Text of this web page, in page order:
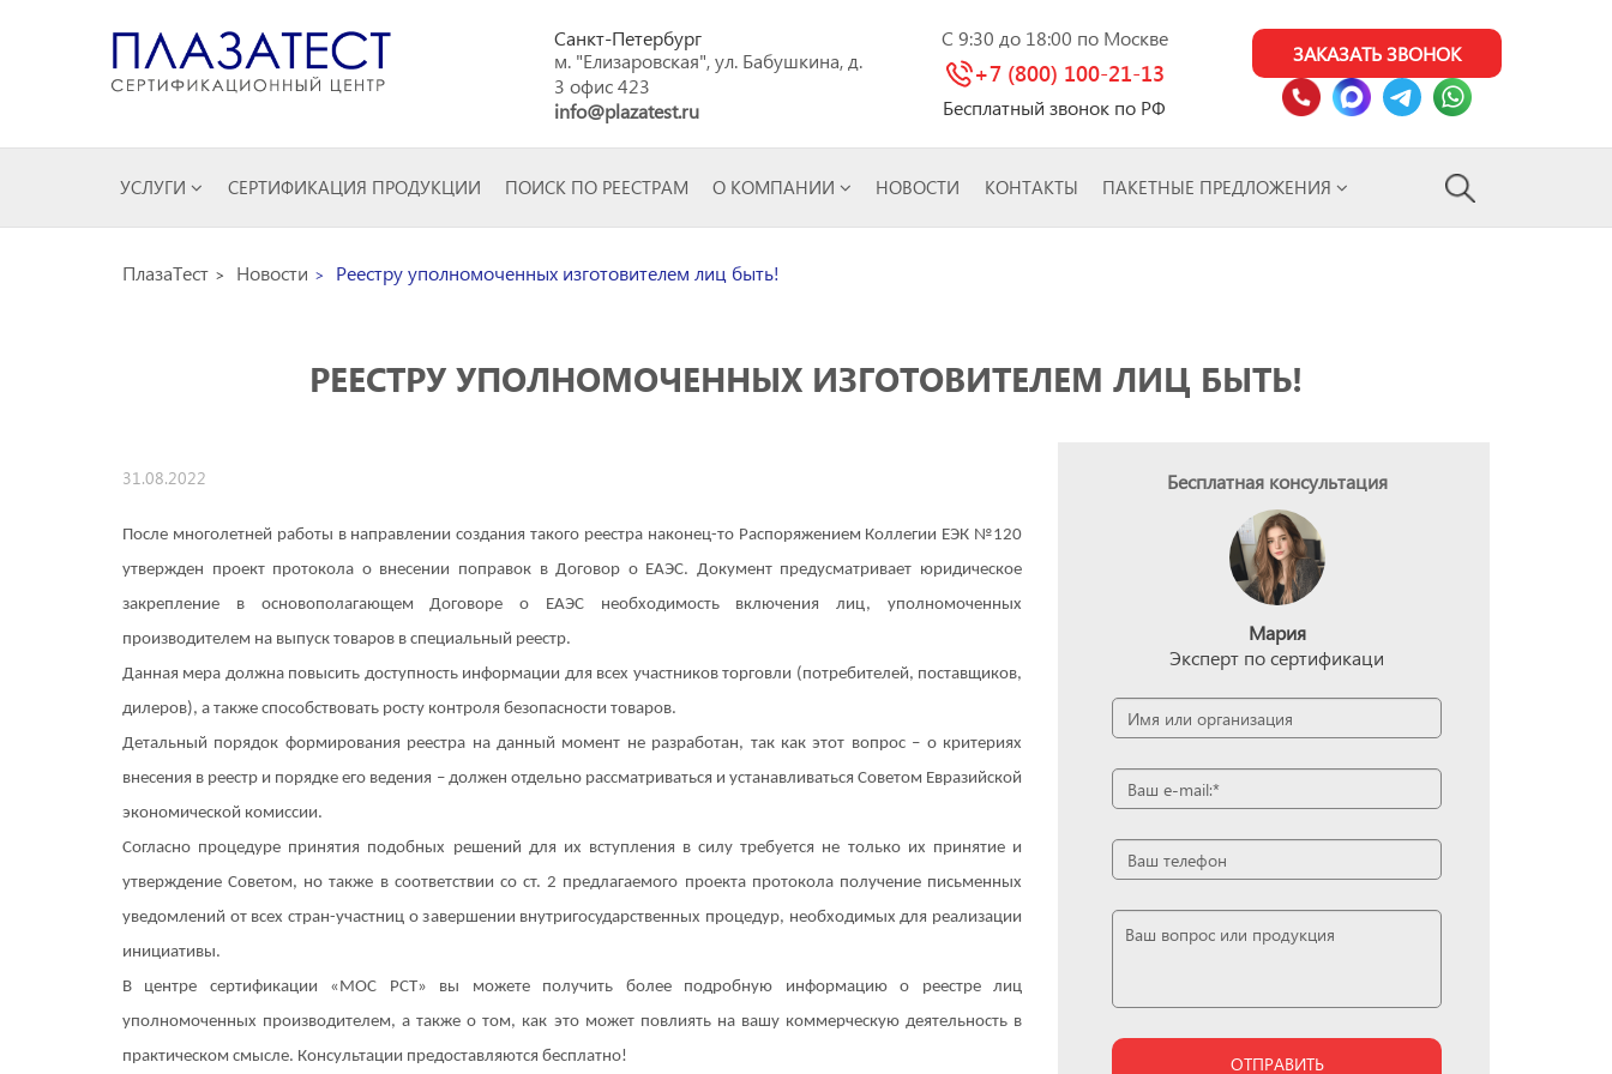
Санкт-Петербург
м. "Елизаровская", ул. Бабушкина, д.
3 офис 423
info@plazatest.ru
C 9:30 до 18:00 по Москве
+7 (800) 100-21-13
Бесплатный звонок по РФ
ЗАКАЗАТЬ ЗВОНОК
УСЛУГИ СЕРТИФИКАЦИЯ ПРОДУКЦИИ ПОИСК ПО РЕЕСТРАМ О КОМПАНИИ НОВОСТИ КОНТАКТЫ ПАКЕТНЫЕ ПРЕДЛОЖЕНИЯ
ПлазаТест Новости Реестру уполномоченных изготовителем лиц быть!
РЕЕСТРУ УПОЛНОМОЧЕННЫХ ИЗГОТОВИТЕЛЕМ ЛИЦ БЫТЬ!
31.08.2022
После многолетней работы в направлении создания такого реестра наконец-то Распоряжением Коллегии ЕЭК №120
утвержден проект протокола о внесении поправок в Договор о ЕАЭС. Документ предусматривает юридическое
закрепление в основополагающем Договоре о ЕАЭС необходимость включения лиц, уполномоченных
производителем на выпуск товаров в специальный реестр.
Данная мера должна повысить доступность информации для всех участников торговли (потребителей, поставщиков,
дилеров), а также способствовать росту контроля безопасности товаров.
Детальный порядок формирования реестра на данный момент не разработан, так как этот вопрос – о критериях
внесения в реестр и порядке его ведения – должен отдельно рассматриваться и устанавливаться Советом Евразийской
экономической комиссии.
Согласно процедуре принятия подобных решений для их вступления в силу требуется не только их принятие и
утверждение Советом, но также в соответствии со ст. 2 предлагаемого проекта протокола получение письменных
уведомлений от всех стран-участниц о завершении внутригосударственных процедур, необходимых для реализации
инициативы.
В центре сертификации «МОС РСТ» вы можете получить более подробную информацию о реестре лиц
уполномоченных производителем, а также о том, как это может повлиять на вашу коммерческую деятельность в
практическом смысле. Консультации предоставляются бесплатно!
Бесплатная консультация
Мария
Эксперт по сертификаци
ОТПРАВИТЬ